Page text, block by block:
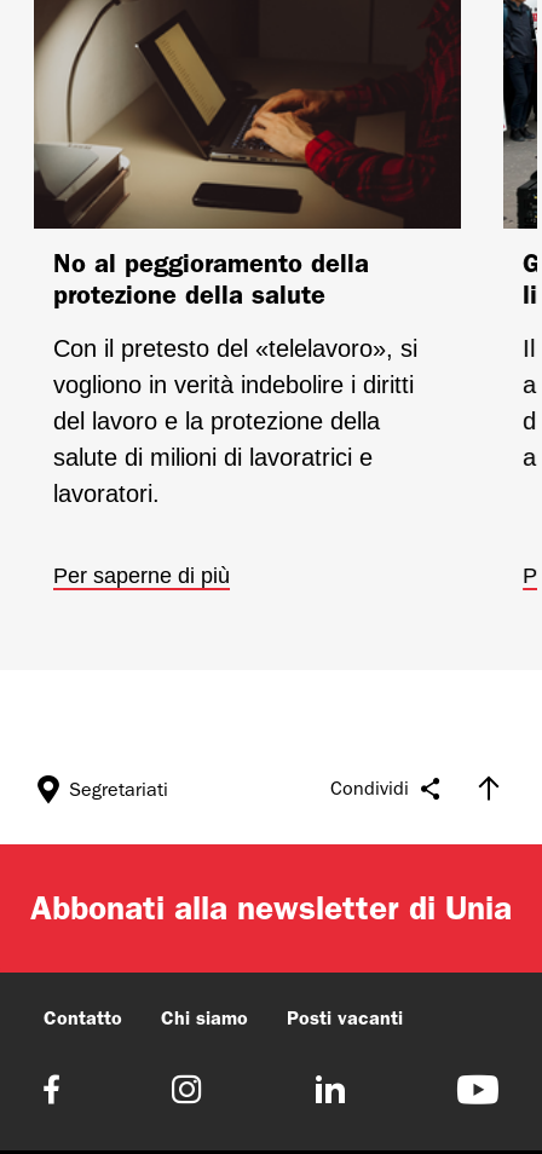
No al peggioramento della
protezione della salute
Con il pretesto del «telelavoro», si
vogliono in verità indebolire i diritti
del lavoro e la protezione della
salute di milioni di lavoratrici e
lavoratori.
Per saperne di più
Il
Condividi
Segretariati
Abbonati alla newsletter di Unia
Contatto Chi siamo Posti vacanti